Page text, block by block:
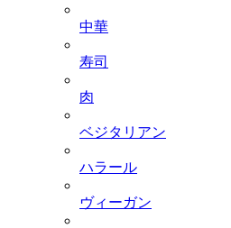
中華
寿司
肉
ベジタリアン
ハラール
ヴィーガン